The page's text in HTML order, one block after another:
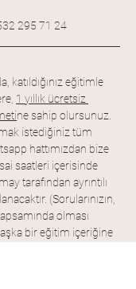
295 71 24
katıldığınız eğitimle
1 yıllık ücretsiz
ne sahip olursunuz.
istediğiniz tüm
hattımızdan bize
saatleri içerisinde
tarafından ayrıntılı
(Sorularınızın,
olması
bir eğitim içeriğine